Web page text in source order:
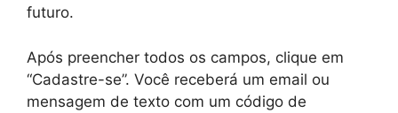
futuro.
Após preencher todos os campos, clique em
“Cadastre-se”. Você receberá um email ou
mensagem de texto com um código de